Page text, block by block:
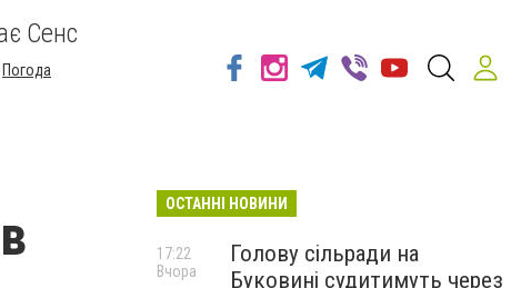
Сенс
Погода
ОСТАННІ НОВИНИ
Голову сільради на
Буковині судитимуть через
17:22
Вчора